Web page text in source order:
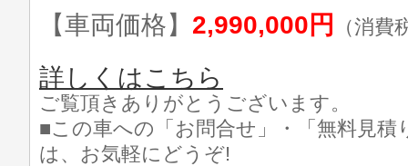
【車両価格】 2,990,000円 （消費
詳しくはこちら
ご覧頂きありがとうございます。
■この車への「お問合せ」・「無料見積
は、お気軽にどうぞ!